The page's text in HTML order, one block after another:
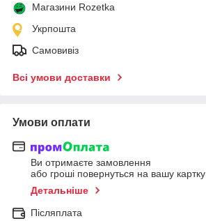
Магазини Rozetka
Укрпошта
Самовивіз
Всі умови доставки
Умови оплати
Ви отримаєте замовлення
або гроші повернуться на вашу картку
Детальніше
Післяплата